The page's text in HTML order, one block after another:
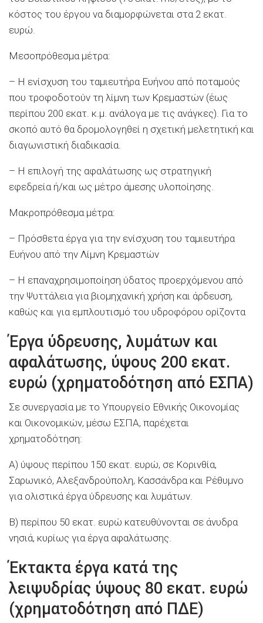
κόστος του έργου να διαμορφώνεται στα 2 εκατ.
ευρώ.
Μεσοπρόθεσμα μέτρα:
– Η ενίσχυση του ταμιευτήρα Ευήνου από ποταμούς
που τροφοδοτούν τη λίμνη των Κρεμαστών (έως
περίπου 200 εκατ. κ.μ. ανάλογα με τις ανάγκες). Για το
σκοπό αυτό θα δρομολογηθεί η σχετική μελετητική και
διαγωνιστική διαδικασία.
– Η επιλογή της αφαλάτωσης ως στρατηγική
εφεδρεία ή/και ως μέτρο άμεσης υλοποίησης.
Μακροπρόθεσμα μέτρα:
– Πρόσθετα έργα για την ενίσχυση του ταμιευτήρα
Ευήνου από την Λίμνη Κρεμαστών
– Η επαναχρησιμοποίηση ύδατος προερχόμενου από
την Ψυττάλεια για βιομηχανική χρήση και άρδευση,
καθώς και για εμπλουτισμό του υδροφόρου ορίζοντα
Έργα ύδρευσης, λυμάτων και
αφαλάτωσης, ύψους 200 εκατ.
ευρώ (χρηματοδότηση από ΕΣΠΑ)
Σε συνεργασία με το Υπουργείο Εθνικής Οικονομίας
και Οικονομικών, μέσω ΕΣΠΑ, παρέχεται
χρηματοδότηση:
Α) ύψους περίπου 150 εκατ. ευρώ, σε Κορινθία,
Σαρωνικό, Αλεξανδρούπολη, Κασσάνδρα και Ρέθυμνο
για ολιστικά έργα ύδρευσης και λυμάτων.
Β) περίπου 50 εκατ. ευρώ κατευθύνονται σε άνυδρα
νησιά, κυρίως για έργα αφαλάτωσης.
Έκτακτα έργα κατά της
λειψυδρίας ύψους 80 εκατ. ευρώ
(χρηματοδότηση από ΠΔΕ)